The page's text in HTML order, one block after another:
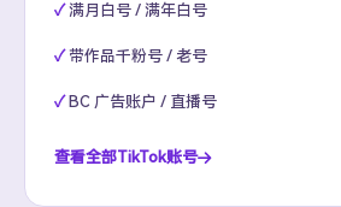
满月白号 / 满年白号
带作品千粉号 / 老号
BC 广告账户 / 直播号
查看全部TikTok账号